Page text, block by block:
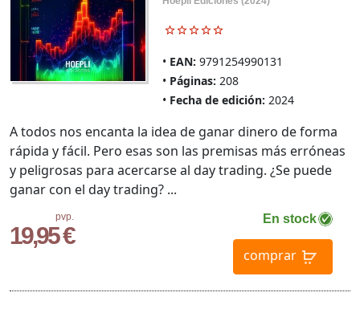
EAN: 9791254990131
Páginas: 208
Fecha de edición: 2024
pvp.
19,95 €
En stock
comprar
A todos nos encanta la idea de ganar dinero de forma
rápida y fácil. Pero esas son las premisas más erróneas
y peligrosas para acercarse al day trading. ¿Se puede
ganar con el day trading? ...